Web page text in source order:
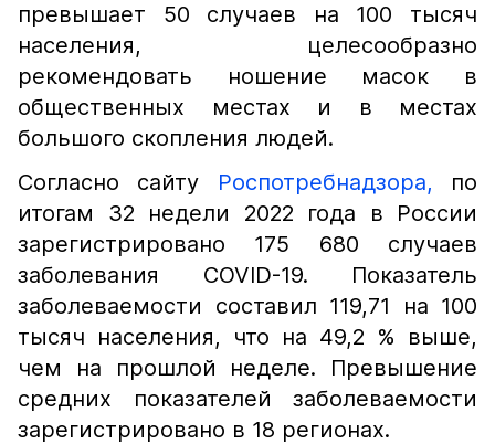
превышает 50 случаев на 100 тысяч
населения, целесообразно
рекомендовать ношение масок в
общественных местах и в местах
большого скопления людей.
Согласно сайту Роспотребнадзора, по
итогам 32 недели 2022 года в России
зарегистрировано 175 680 случаев
заболевания COVID-19. Показатель
заболеваемости составил 119,71 на 100
тысяч населения, что на 49,2 % выше,
чем на прошлой неделе. Превышение
средних показателей заболеваемости
зарегистрировано в 18 регионах.